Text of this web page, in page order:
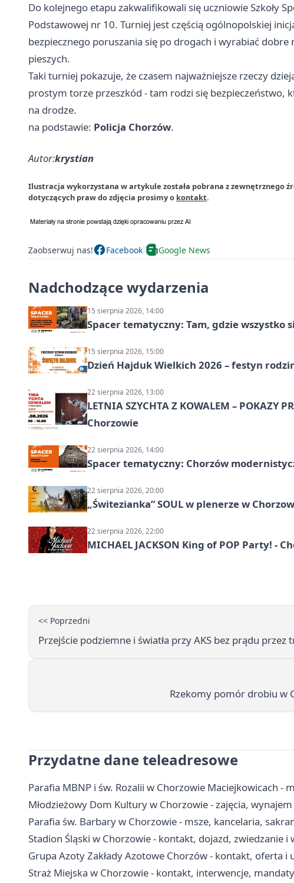
Do kolejnego etapu zakwalifikowali się uczniowie Szkoły
Podstawowej nr 10. Turniej jest częścią ogólnopolskiej
bezpiecznego poruszania się po drogach i wyrabiać
pieszych.
Taki turniej pokazuje, że czasem najważniejsze rzeczy
prostym torze przeszkód - tam rodzi się bezpieczeństwo,
na drodze.
na podstawie: Policja Chorzów.
Autor:krystian
Ilustracja wykorzystana w artykule została pobrana z zewnętrznego
dotyczących praw do zdjęcia prosimy o kontakt.
Zaobserwuj nas! Facebook Google News
Nadchodzące wydarzenia
15 sierpnia 2026, 14:00
Spacer tematyczny: Tam, gdzie wszystko
15 sierpnia 2026, 15:00
Dzień Hajduk Wielkich 2026 – festyn
22 sierpnia 2026, 13:00
LETNIA SZYCHTA Z KOWALEM – POKAZY
Chorzowie
22 sierpnia 2026, 14:00
Spacer tematyczny: Chorzów
22 sierpnia 2026, 20:00
„Świtezianka” SOUL w plenerze w
22 sierpnia 2026, 22:00
MICHAEL JACKSON King of POP Party! -
<< Poprzedni
Przejście podziemne i światła przy AKS bez prądu przez
Rzekomy pomór drobiu w
Przydatne dane teleadresowe
Parafia MBNP i św. Rozalii w Chorzowie Maciejkowicach -
Młodzieżowy Dom Kultury w Chorzowie - zajęcia,
Parafia św. Barbary w Chorzowie - msze, kancelaria,
Stadion Śląski w Chorzowie - kontakt, dojazd, zwiedzanie i
Grupa Azoty Zakłady Azotowe Chorzów - kontakt, oferta i
Straż Miejska w Chorzowie - kontakt, interwencje,